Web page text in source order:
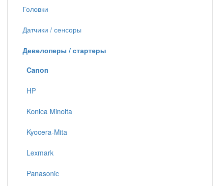
Головки
Датчики / сенсоры
Девелоперы / стартеры
Canon
HP
Konica Minolta
Kyocera-Mita
Lexmark
Panasonic